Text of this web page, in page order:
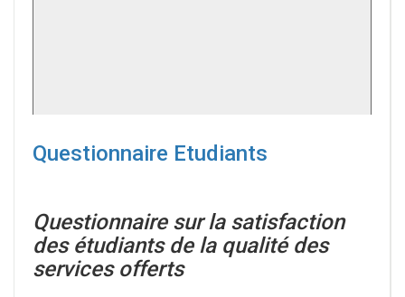
Questionnaire Etudiants
Questionnaire sur la satisfaction
des étudiants de la qualité des
services offerts